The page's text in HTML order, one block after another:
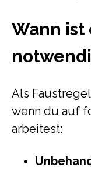
Wann
Als
wenn du auf
arbeitest: